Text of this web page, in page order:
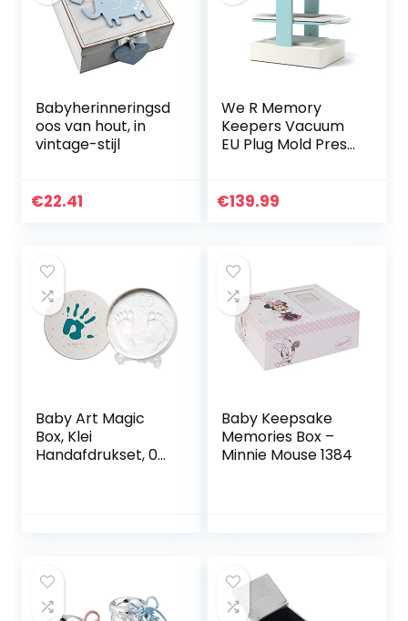
Babyherinneringsd
oos van hout, in
vintage-stijl
€22.41
We R Memory
Keepers Vacuum
EU Plug Mold Press,
€139.99
Baby Art Magic
Box, Klei
Handafdrukset, 0m
Baby Keepsake
Memories Box –
Minnie Mouse 1384